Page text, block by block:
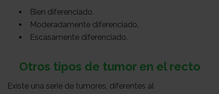
Bien diferenciado.
Moderadamente diferenciado.
Escasamente diferenciado.
Otros tipos de tumor en el recto
Existe una serie de tumores, diferentes al